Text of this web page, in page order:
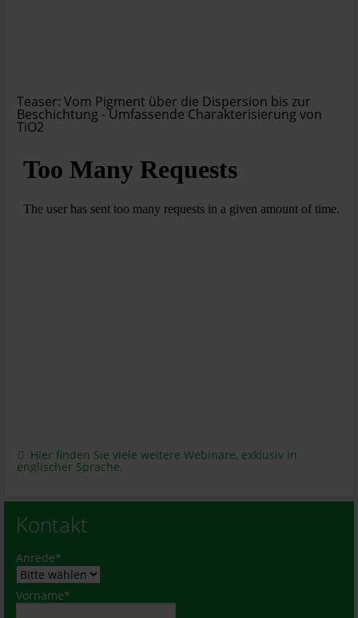
Teaser: Vom Pigment über die Dispersion bis zur
Beschichtung - Umfassende Charakterisierung von
TiO2
Hier finden Sie viele weitere Webinare, exklusiv in
englischer Sprache.
Kontakt
Pflichtfeld
Anrede*
Pflichtfeld
Vorname*